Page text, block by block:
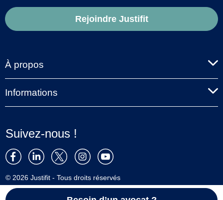
Rejoindre Justifit
À propos
Informations
Suivez-nous !
© 2026 Justifit - Tous droits réservés